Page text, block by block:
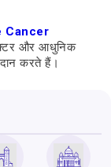
Cancer
और आधुनिक
करते हैं।